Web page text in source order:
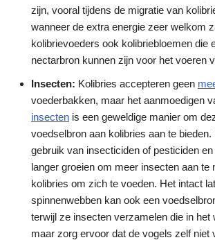
zijn, vooral tijdens de migratie van
wanneer de extra energie zeer welkom
kolibrievoeders ook kolibriebloemen die
nectarbron kunnen zijn voor het voeren
Insecten: Kolibries accepteren geen
voederbakken, maar het aanmoedigen
insecten is een geweldige manier om
voedselbron aan kolibries aan te
gebruik van insecticiden of pesticiden
langer groeien om meer insecten aan te
kolibries om zich te voeden. Het intact
spinnenwebben kan ook een
terwijl ze insecten verzamelen die in het
maar zorg ervoor dat de vogels zelf niet